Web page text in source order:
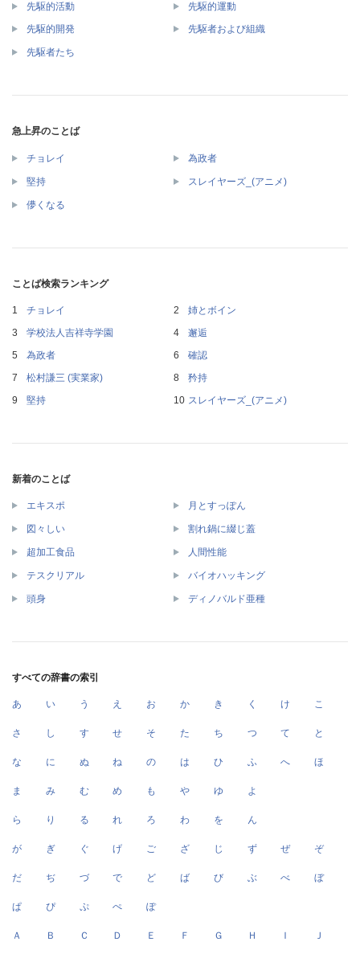
先駆的活動 先駆的運動
先駆的開発 先駆者および組織
先駆者たち
急上昇のことば
チョレイ 為政者
堅持 スレイヤーズ_(アニメ)
儚くなる
ことば検索ランキング
チョレイ
姉とボイン
学校法人吉祥寺学園
邂逅
為政者
確認
松村謙三 (実業家)
矜持
堅持
スレイヤーズ_(アニメ)
新着のことば
エキスポ 月とすっぽん
図々しい 割れ鍋に綴じ蓋
超加工食品 人間性能
テスクリアル バイオハッキング
頭身 ディノバルド亜種
すべての辞書の索引
あ い う え お か き く け こ
さ し す せ そ た ち つ て と
な に ぬ ね の は ひ ふ へ ほ
ま み む め も や ゆ よ
ら り る れ ろ わ を ん
が ぎ ぐ げ ご ざ じ ず ぜ ぞ
だ ぢ づ で ど ば び ぶ べ ぼ
ぱ ぴ ぷ ぺ ぽ
Ａ Ｂ Ｃ Ｄ Ｅ Ｆ Ｇ Ｈ Ｉ Ｊ